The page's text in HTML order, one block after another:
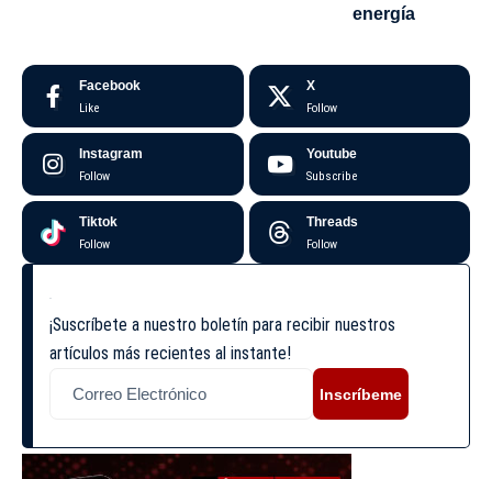
energía
Facebook
Like
X
Follow
Instagram
Follow
Youtube
Subscribe
Tiktok
Follow
Threads
Follow
¡Suscríbete a nuestro boletín para recibir nuestros
artículos más recientes al instante!
Inscríbeme